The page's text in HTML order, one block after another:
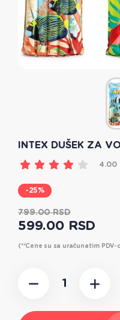
INTEX DUŠEK ZA
4.00
-25%
799.00 RSD
599.00 RSD
(**Cene su sa uračunatim PDV-